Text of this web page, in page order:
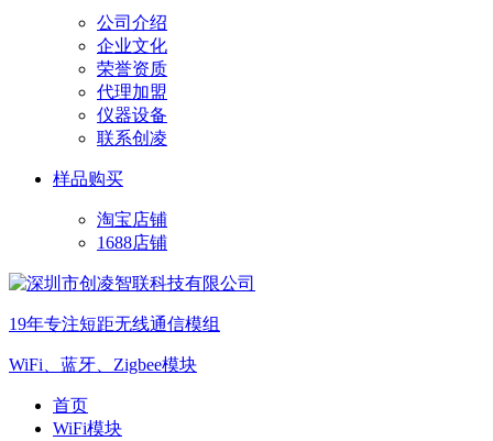
公司介绍
企业文化
荣誉资质
代理加盟
仪器设备
联系创凌
样品购买
淘宝店铺
1688店铺
19年专注短距无线通信模组
WiFi、蓝牙、Zigbee模块
首页
WiFi模块